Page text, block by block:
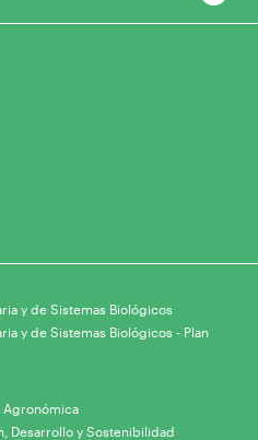
y de Sistemas Biológicos
y de Sistemas Biológicos - Plan
Agronómica
Desarrollo y Sostenibilidad